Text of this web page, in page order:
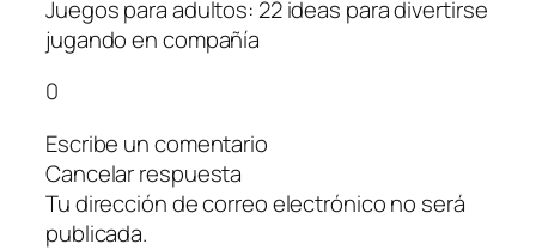
Juegos para adultos: 22 ideas para divertirse
jugando en compañía
0
Escribe un comentario
Cancelar respuesta
Tu dirección de correo electrónico no será
publicada.